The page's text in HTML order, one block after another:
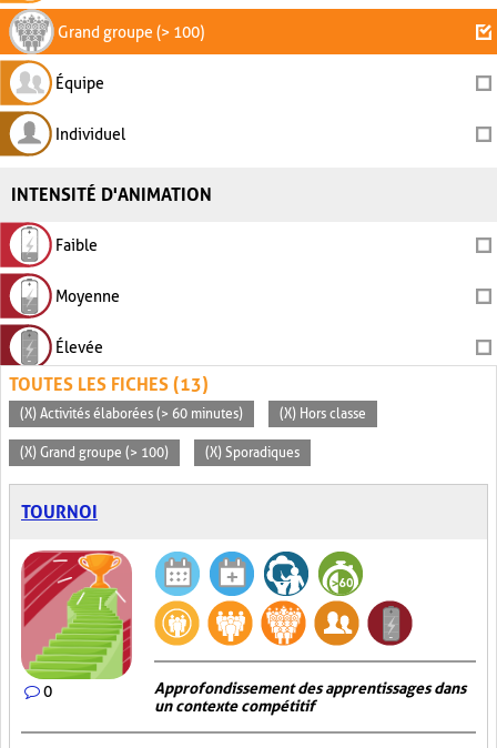
Grand groupe (> 100)
Équipe
Individuel
INTENSITÉ D'ANIMATION
Faible
Moyenne
Élevée
TOUTES LES FICHES (13)
(X) Activités élaborées (> 60 minutes) (X) Hors classe
(X) Grand groupe (> 100) (X) Sporadiques
TOURNOI
0
Approfondissement des apprentissages dans
un contexte compétitif